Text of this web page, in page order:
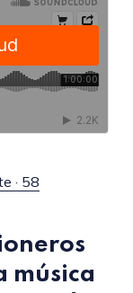
· 58
música